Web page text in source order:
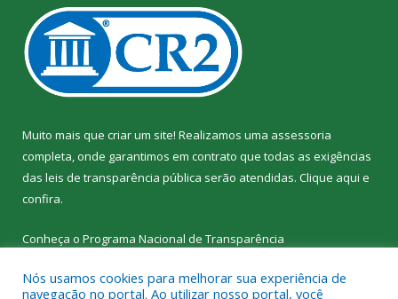
Muito mais que criar um site! Realizamos uma assessoria
completa, onde garantimos em contrato que todas as exigências
das leis de transparência pública serão atendidas. Clique aqui e
confira.
Conheça o Programa Nacional de Transparência
Nós usamos cookies para melhorar sua experiência de
navegação no portal. Ao utilizar nosso portal, você